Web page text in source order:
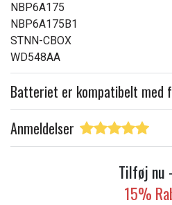
NBP6A175
NBP6A175B1
STNN-CBOX
WD548AA
Batteriet er kompatibelt med
Anmeldelser
Tilføj nu
15%